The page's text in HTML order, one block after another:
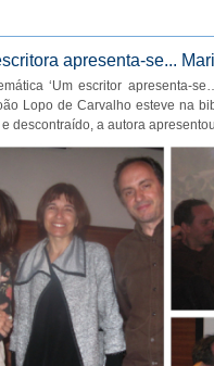
apresenta-se...
‘Um escritor apresenta-
Lopo de Carvalho esteve na
descontraído, a autora